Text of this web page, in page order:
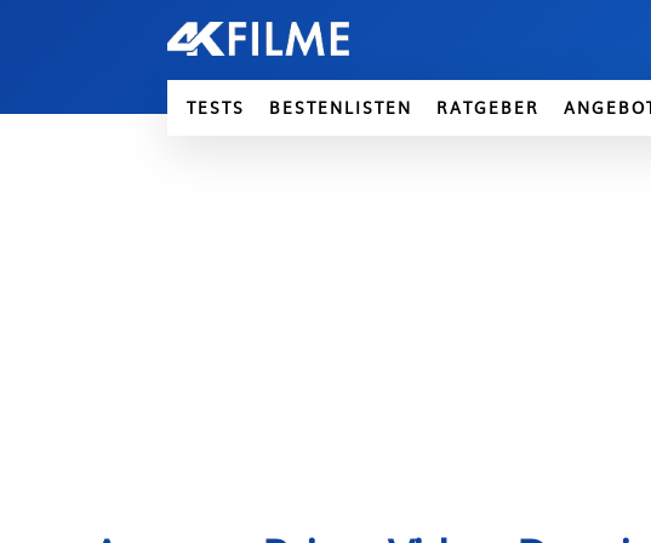
TESTS BESTENLISTEN RATGEBER